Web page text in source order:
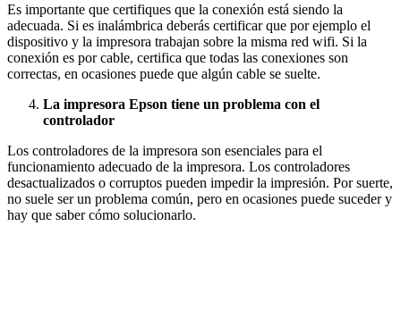
Es importante que certifiques que la conexión está siendo la
adecuada. Si es inalámbrica deberás certificar que por ejemplo el
dispositivo y la impresora trabajan sobre la misma red wifi. Si la
conexión es por cable, certifica que todas las conexiones son
correctas, en ocasiones puede que algún cable se suelte.
La impresora Epson tiene un problema con el
controlador
Los controladores de la impresora son esenciales para el
funcionamiento adecuado de la impresora. Los controladores
desactualizados o corruptos pueden impedir la impresión. Por suerte,
no suele ser un problema común, pero en ocasiones puede suceder y
hay que saber cómo solucionarlo.